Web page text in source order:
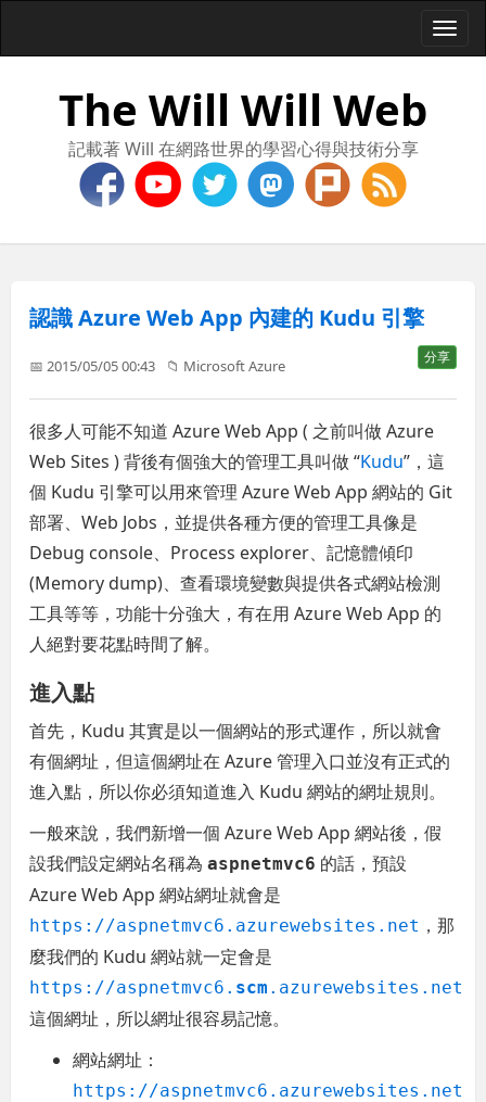
The Will Will Web
記載著 Will 在網路世界的學習心得與技術分享
認識 Azure Web App 內建的 Kudu 引擎
分享
📅 2015/05/05 00:43 📁 Microsoft Azure
很多人可能不知道 Azure Web App ( 之前叫做 Azure
Web Sites ) 背後有個強大的管理工具叫做 “Kudu”，這
個 Kudu 引擎可以用來管理 Azure Web App 網站的 Git
部署、Web Jobs，並提供各種方便的管理工具像是
Debug console、Process explorer、記憶體傾印
(Memory dump)、查看環境變數與提供各式網站檢測
工具等等，功能十分強大，有在用 Azure Web App 的
人絕對要花點時間了解。
進入點
首先，Kudu 其實是以一個網站的形式運作，所以就會
有個網址，但這個網址在 Azure 管理入口並沒有正式的
進入點，所以你必須知道進入 Kudu 網站的網址規則。
一般來說，我們新增一個 Azure Web App 網站後，假
設我們設定網站名稱為aspnetmvc6 的話，預設
Azure Web App 網站網址就會是
https://aspnetmvc6.azurewebsites.net ，那
麼我們的 Kudu 網站就一定會是
https://aspnetmvc6. scm .azurewebsites.net
這個網址，所以網址很容易記憶。
網站網址：
https://aspnetmvc6.azurewebsites.net